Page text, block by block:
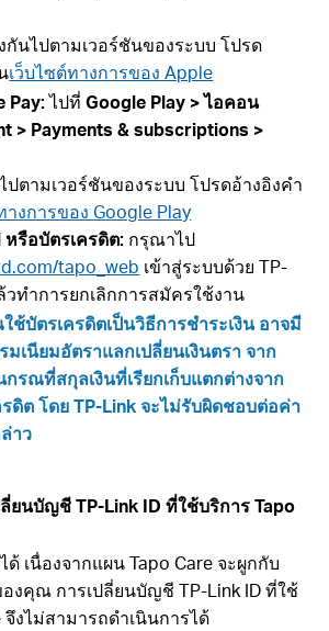
กันไปตามเวอร์ชันของระบบ โปรด
เว็บไซต์ทางการของ Apple
Pay:ไปที่Google Play > ไอคอน
> Payments & subscriptions >
ตามเวอร์ชันของระบบ โปรดอ้างอิงคำ
างการของ Google Play
หรือบัตรเครดิต: กรุณาไป
tapo_web เข้าสู่ระบบด้วย TP-
ทำการยกเลิกการสมัครใช้งาน
ช้บัตรเครดิตเป็นวิธีการชำระเงิน อาจมี
มเนียมอัตราแลกเปลี่ยนเงินตรา จาก
รณที่สกุลเงินที่เรียกเก็บแตกต่างจาก
ดิต โดย TP-Link จะไม่รับผิดชอบต่อค่า
าว
ยนบัญชี TP-Link ID ที่ใช้บริการ Tapo
เนื่องจากแผน Tapo Care จะผูกกับ
งคุณ การเปลี่ยนบัญชี TP-Link ID ที่ใช้
จึงไม่สามารถดำเนินการได้